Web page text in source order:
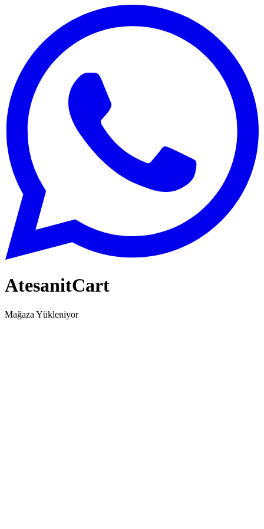
AtesanitCart
Mağaza Yükleniyor